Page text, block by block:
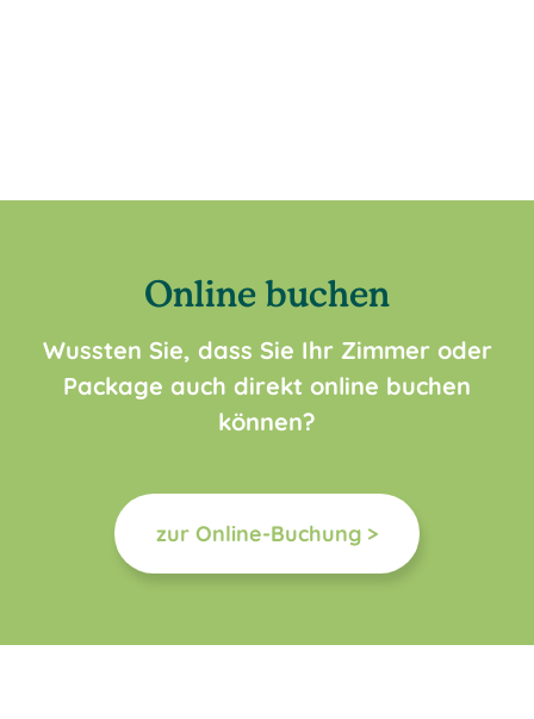
Online buchen
Wussten Sie, dass Sie Ihr Zimmer oder
Package auch direkt online buchen
können?
zur Online-Buchung >